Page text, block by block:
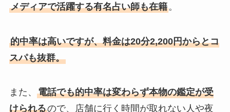
メディアで活躍する有名占い師も在籍。
的中率は高いですが、料金は20分2,200円からとコ
スパも抜群。
また、 電話でも的中率は変わらず本物の鑑定が受
けられるので、店舗に行く時間が取れない人や夜